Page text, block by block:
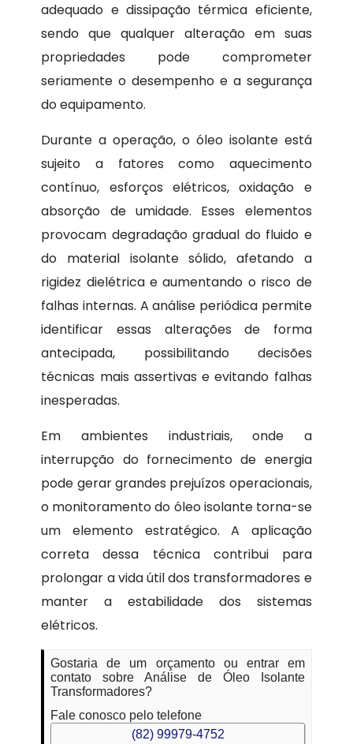
adequado e dissipação térmica eficiente,
sendo que qualquer alteração em suas
propriedades pode comprometer
seriamente o desempenho e a segurança
do equipamento.
Durante a operação, o óleo isolante está
sujeito a fatores como aquecimento
contínuo, esforços elétricos, oxidação e
absorção de umidade. Esses elementos
provocam degradação gradual do fluido e
do material isolante sólido, afetando a
rigidez dielétrica e aumentando o risco de
falhas internas. A análise periódica permite
identificar essas alterações de forma
antecipada, possibilitando decisões
técnicas mais assertivas e evitando falhas
inesperadas.
Em ambientes industriais, onde a
interrupção do fornecimento de energia
pode gerar grandes prejuízos operacionais,
o monitoramento do óleo isolante torna-se
um elemento estratégico. A aplicação
correta dessa técnica contribui para
prolongar a vida útil dos transformadores e
manter a estabilidade dos sistemas
elétricos.
Gostaria de um orçamento ou entrar em
contato sobre Análise de Óleo Isolante
Transformadores?
Fale conosco pelo telefone
(82) 99979-4752